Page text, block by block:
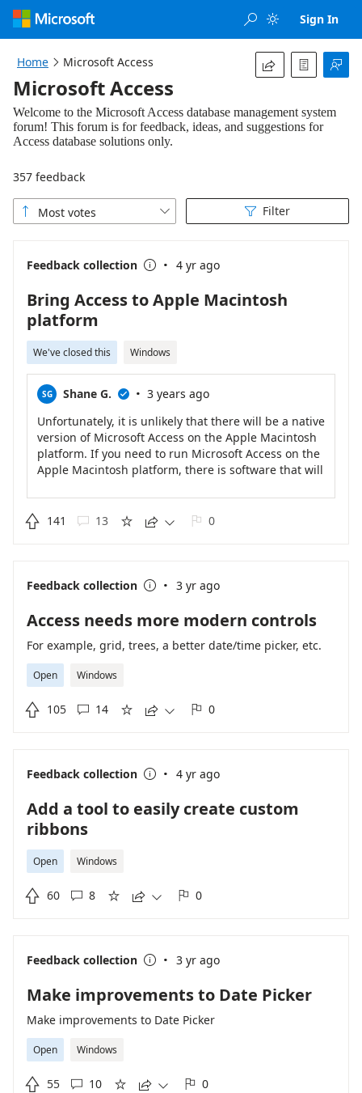
Loading...
  Sign In
Home  Microsoft Access   
Microsoft Access
357 feedback
 Most votes   Filter
Feedback collection  · 4 yr ago
Bring Access to Apple Macintosh
platform
We've closed this Windows
SG Shane G.  · 3 years ago
Unfortunately, it is unlikely that there will be a native
version of Microsoft Access on the Apple Macintosh
platform. If you need to run Microsoft Access on the
Apple Macintosh platform, there is software that will
Macintosh.
 141  13     0
Feedback collection  · 3 yr ago
Access needs more modern controls
For example, grid, trees, a better date/time picker, etc.
Open Windows
 105  14     0
Feedback collection  · 4 yr ago
Add a tool to easily create custom
ribbons
Open Windows
 60  8     0
Feedback collection  · 3 yr ago
Make improvements to Date Picker
Make improvements to Date Picker
Open Windows
 55  10     0